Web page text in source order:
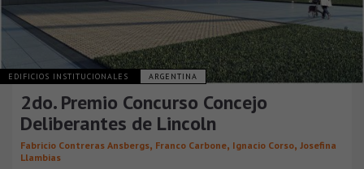
EDIFICIOS INSTITUCIONALES ARGENTINA
2do. Premio Concurso Concejo
Deliberantes de Lincoln
Fabricio Contreras Ansbergs, Franco Carbone, Ignacio Corso, Josefina
Llambias